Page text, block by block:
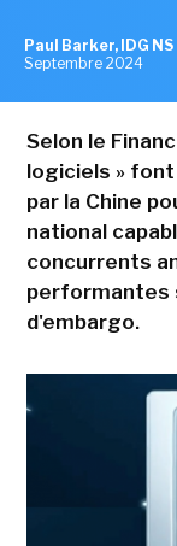
Paul Barker, IDG
Septembre 2024
Selon le
logiciels »
par la Chine
national
concurrents
performantes
d'embargo.